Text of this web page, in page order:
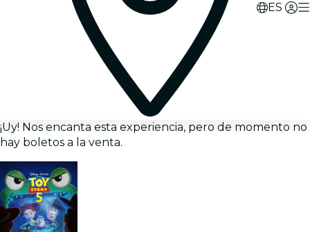
ES
¡Uy! Nos encanta esta experiencia, pero de momento no
hay boletos a la venta.